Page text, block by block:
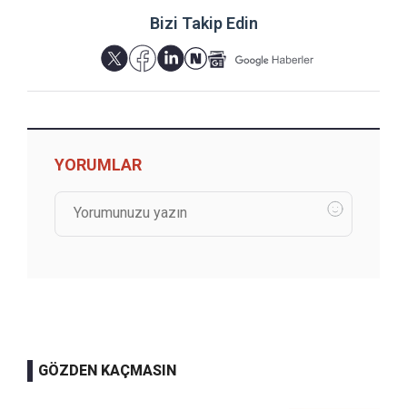
Bizi Takip Edin
YORUMLAR
GÖZDEN KAÇMASIN